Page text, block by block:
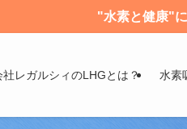
"水素と健康"
社レガルシィのLHGとは？ 水素